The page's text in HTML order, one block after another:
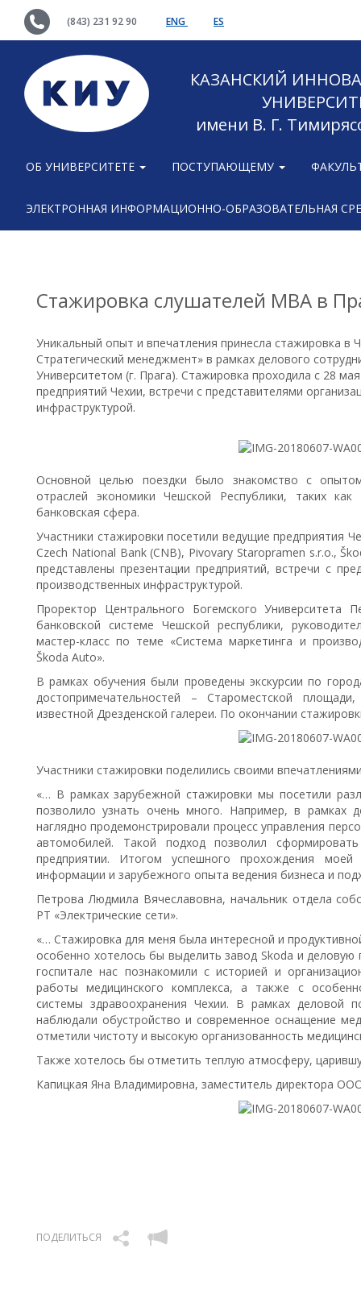
(843) 231 92 90 ENG ES
КАЗАНСКИЙ
имени В. Г.
ОБ УНИВЕРСИТЕТЕ ПОСТУПАЮЩЕМУ
ЭЛЕКТРОННАЯ ИНФОРМАЦИОННО-ОБРАЗОВАТЕЛЬНАЯ
Стажировка слушателей MBA в
Уникальный опыт и впечатления принесла стажировка
Стратегический менеджмент» в рамках делового
Университетом (г. Прага). Стажировка проходила с 28
предприятий Чехии, встречи с представителями
инфраструктурой.
Основной целью поездки было знакомство с
отраслей экономики Чешской Республики, таких
банковская сфера.
Участники стажировки посетили ведущие предприятия
Czech National Bank (CNB), Pivovary Staropramen s.r.o.,
представлены презентации предприятий, встречи с
производственных инфраструктурой.
Проректор Центрального Богемского
банковской системе Чешской республики,
мастер-класс по теме «Система маркетинга и
Škoda Auto».
В рамках обучения были проведены экскурсии по
достопримечательностей – Староместской
известной Дрезденской галереи. По окончании
Участники стажировки поделились своими
«… В рамках зарубежной стажировки мы посетили
позволило узнать очень много. Например, в рамках
наглядно продемонстрировали процесс управления
автомобилей. Такой подход позволил
предприятии. Итогом успешного прохождения
информации и зарубежного опыта ведения бизнеса и
Петрова Людмила Вячеславовна, начальник отдела
РТ «Электрические сети».
«… Стажировка для меня была интересной и
особенно хотелось бы выделить завод Skoda и деловую
госпитале нас познакомили с историей и
работы медицинского комплекса, а также с
системы здравоохранения Чехии. В рамках деловой
наблюдали обустройство и современное оснащение
отметили чистоту и высокую организованность
Также хотелось бы отметить теплую атмосферу,
Капицкая Яна Владимировна, заместитель директора
ПОДЕЛИТЬСЯ